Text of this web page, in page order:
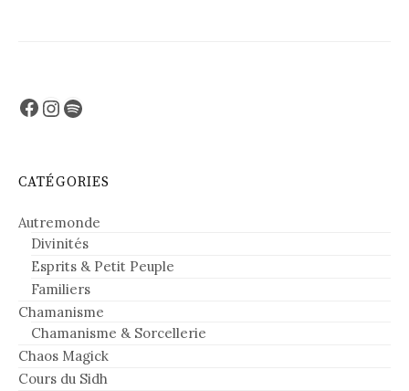
Facebook
Instagram
Spotify
CATÉGORIES
Autremonde
Divinités
Esprits & Petit Peuple
Familiers
Chamanisme
Chamanisme & Sorcellerie
Chaos Magick
Cours du Sidh